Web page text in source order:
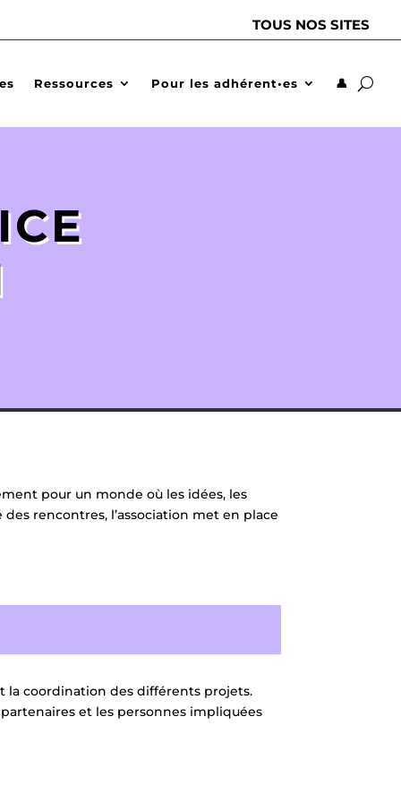
TOUS NOS SITES
Ressources Pour les adhérent•es 👤
pour un monde où les idées, les
rencontres, l’association met en place
la coordination des différents projets.
et les personnes impliquées